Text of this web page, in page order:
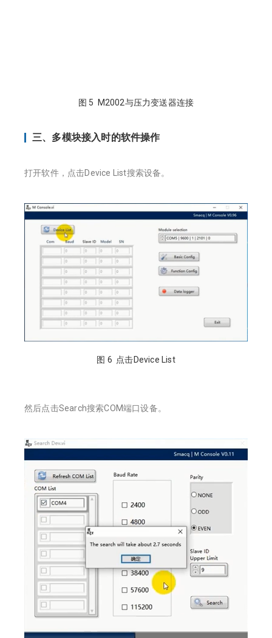
图 5 M2002与压力变送器连接
三、多模块接入时的软件操作
打开软件，点击Device List搜索设备。
图 6 点击Device List
然后点击Search搜索COM端口设备。